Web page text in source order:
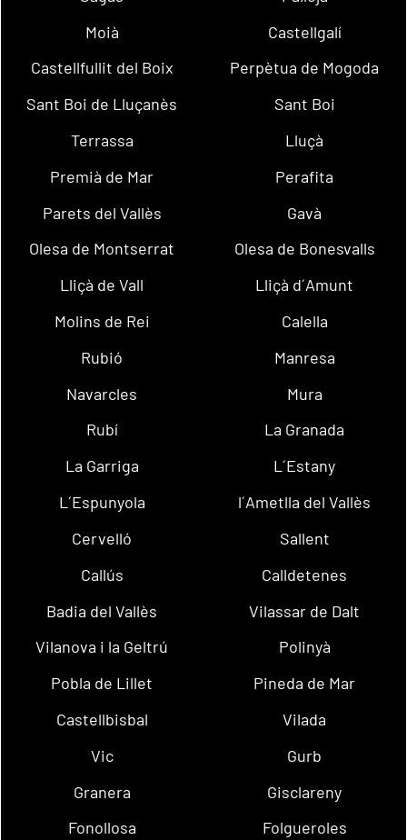
Moià
Castellgalí
Castellfullit del Boix
Perpètua de Mogoda
Sant Boi de Lluçanès
Sant Boi
Terrassa
Lluçà
Premià de Mar
Perafita
Parets del Vallès
Gavà
Olesa de Montserrat
Olesa de Bonesvalls
Lliçà de Vall
Lliçà d´Amunt
Molins de Rei
Calella
Rubió
Manresa
Navarcles
Mura
Rubí
La Granada
La Garriga
L´Estany
L´Espunyola
l´Ametlla del Vallès
Cervelló
Sallent
Callús
Calldetenes
Badia del Vallès
Vilassar de Dalt
Vilanova i la Geltrú
Polinyà
Pobla de Lillet
Pineda de Mar
Castellbisbal
Vilada
Vic
Gurb
Granera
Gisclareny
Fonollosa
Folgueroles